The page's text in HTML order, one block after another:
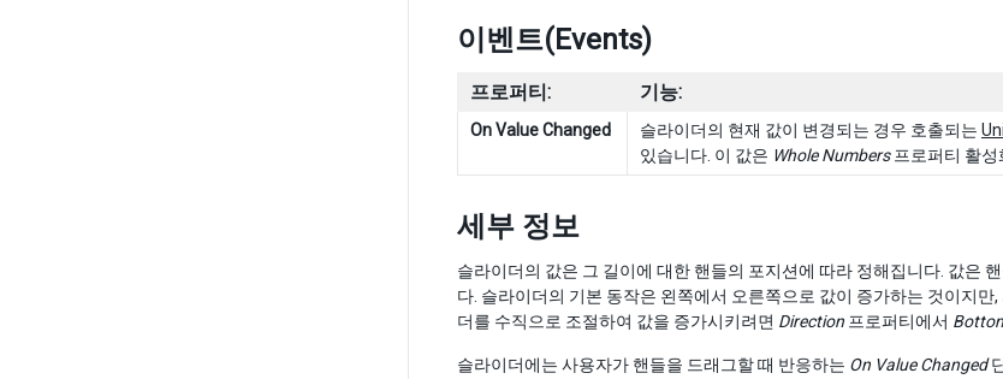
이벤트(Events)
프로퍼티: 기능:
On Value Changed 슬라이더의 현재 값이 변경되는 경우 호출되는
있습니다. 이 값은 Whole Numbers프로퍼티 활성
세부 정보
슬라이더의 값은 그 길이에 대한 핸들의 포지션에 따라 정해집니다. 값은
다. 슬라이더의 기본 동작은 왼쪽에서 오른쪽으로 값이 증가하는 것이지만,
더를 수직으로 조절하여 값을 증가시키려면 Direction 프로퍼티에서
슬라이더에는 사용자가 핸들을 드래그할 때 반응하는 On Value Changed